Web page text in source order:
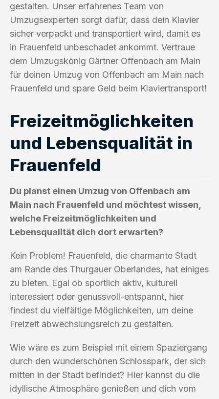
gestalten. Unser erfahrenes Team von
Umzugsexperten sorgt dafür, dass dein Klavier
sicher verpackt und transportiert wird, damit es
in Frauenfeld unbeschadet ankommt. Vertraue
dem Umzugskönig Gärtner Offenbach am Main
für deinen Umzug von Offenbach am Main nach
Frauenfeld und spare Geld beim Klaviertransport!
Freizeitmöglichkeiten
und Lebensqualität in
Frauenfeld
Du planst einen Umzug von Offenbach am
Main nach Frauenfeld und möchtest wissen,
welche Freizeitmöglichkeiten und
Lebensqualität dich dort erwarten?
Kein Problem! Frauenfeld, die charmante Stadt
am Rande des Thurgauer Oberlandes, hat einiges
zu bieten. Egal ob sportlich aktiv, kulturell
interessiert oder genussvoll-entspannt, hier
findest du vielfältige Möglichkeiten, um deine
Freizeit abwechslungsreich zu gestalten.
Wie wäre es zum Beispiel mit einem Spaziergang
durch den wunderschönen Schlosspark, der sich
mitten in der Stadt befindet? Hier kannst du die
idyllische Atmosphäre genießen und dich vom